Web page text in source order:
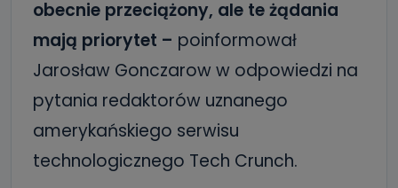
obecnie przeciążony, ale te żądania
mają priorytet – poinformował
Jarosław Gonczarow w odpowiedzi na
pytania redaktorów uznanego
amerykańskiego serwisu
technologicznego Tech Crunch.